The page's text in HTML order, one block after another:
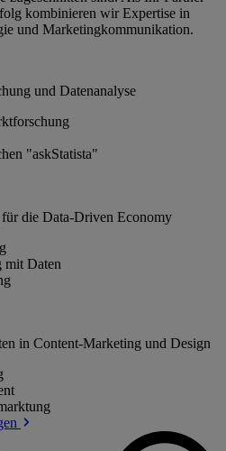
kombinieren wir Expertise in
und Marketingkommunikation.
und Datenanalyse
"askStatista"
die Data-Driven Economy
mit Daten
in Content-Marketing und Design